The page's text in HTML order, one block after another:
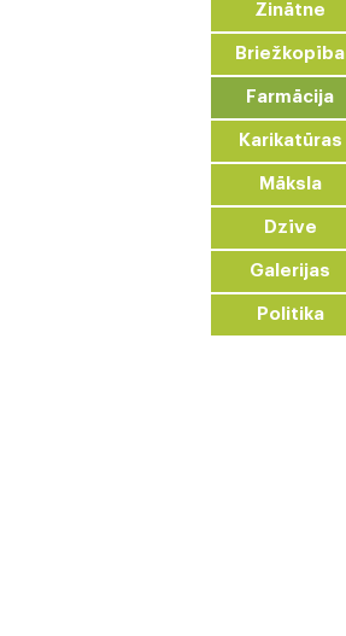
Zinātne
Briežkopība
Farmācija
Karikatūras
Māksla
Dzīve
Galerijas
Politika